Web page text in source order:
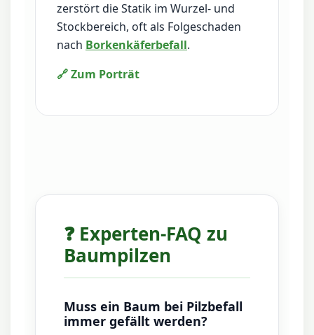
zerstört die Statik im Wurzel- und
Stockbereich, oft als Folgeschaden
nach Borkenkäferbefall.
🔗 Zum Porträt
❓ Experten-FAQ zu
Baumpilzen
Muss ein Baum bei Pilzbefall
immer gefällt werden?